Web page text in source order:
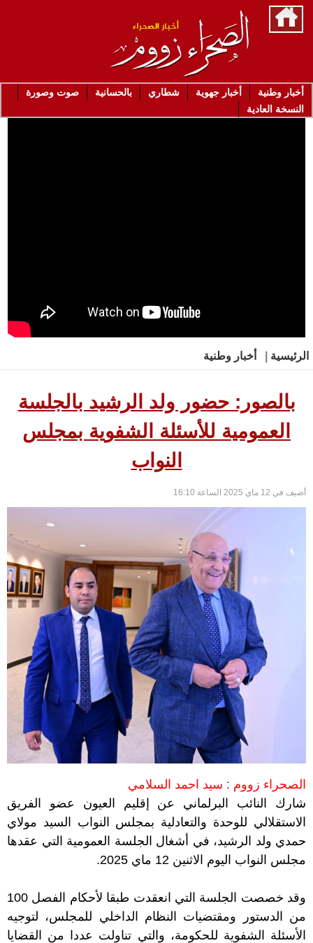
أخبار وطنية أخبار جهوية شطاري بالحسانية
صوت وصورة
النسخة العادية
الرئيسية أخبار وطنية
بالصور: حضور ولد الرشيد بالجلسة
العمومية للأسئلة الشفوية بمجلس
النواب
أضيف في 12 ماي 2025 الساعة 16:10
الصحراء زووم : سيد احمد السلامي
شارك النائب البرلماني عن إقليم العيون عضو الفريق
الاستقلالي للوحدة والتعادلية بمجلس النواب السيد مولاي
حمدي ولد الرشيد، في أشغال الجلسة العمومية التي عقدها
مجلس النواب اليوم الاثنين 12 ماي 2025.
وقد خصصت الجلسة التي انعقدت طبقا لأحكام الفصل 100
من الدستور ومقتضيات النظام الداخلي للمجلس، لتوجيه
الأسئلة الشفوية للحكومة، والتي تناولت عددا من القضايا